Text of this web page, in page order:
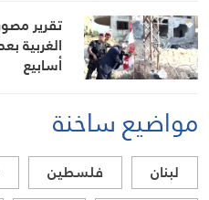
تقرير
الغربية
أسابيع
مواضيع ساخنة
لبنان فلسطين